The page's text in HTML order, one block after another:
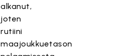
alkanut,
joten
rutiini
maajoukkuetason